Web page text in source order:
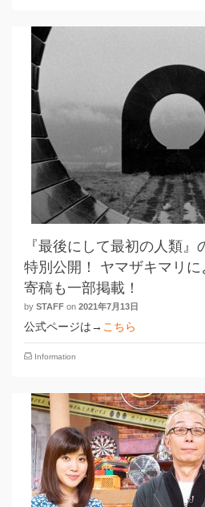
『最後にして最初の人類
特別公開！ ヤマザキマリに
寄稿も一部掲載！
by STAFF on 2021年7月13日
公式ページは→ こちら
Information